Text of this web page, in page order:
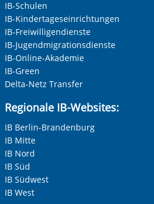
IB-Schulen
IB-Kindertageseinrichtungen
IB-Freiwilligendienste
IB-Jugendmigrationsdienste
IB-Online-Akademie
IB-Green
Delta-Netz Transfer
Regionale IB-Websites:
IB Berlin-Brandenburg
IB Mitte
IB Nord
IB Süd
IB Südwest
IB West